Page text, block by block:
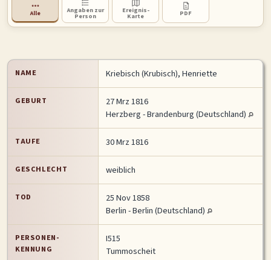
Geografische Namensverteilung - Heute
Dokumente Kirchenbucheinträge Standesamteinträge
Fotos
MITMACHEN
Lesezeichen Personendaten Senden
Benutzer-Login beantragen Forum
Deutsch English
Alle Angaben zur
Person
Ereignis-
Karte PDF
NAME Kriebisch (Krubisch),Henriette
GEBURT
27 Mrz 1816
Herzberg - Brandenburg (Deutschland)
TAUFE 30 Mrz 1816
GESCHLECHT weiblich
TOD
25 Nov 1858
Berlin - Berlin (Deutschland)
PERSONEN-
KENNUNG
I515
Tummoscheit